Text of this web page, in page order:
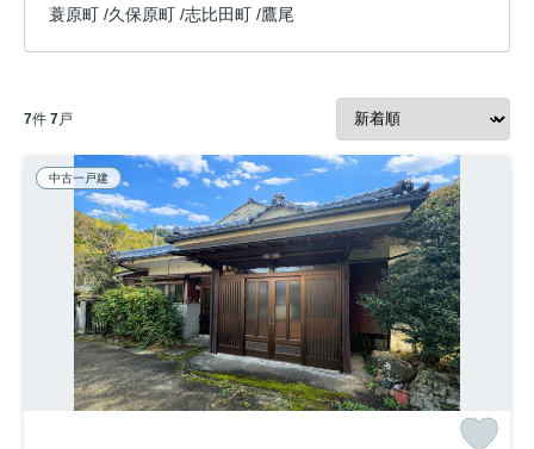
蓑原町 /久保原町 /志比田町 /鷹尾
7件 7戸
中古一戸建